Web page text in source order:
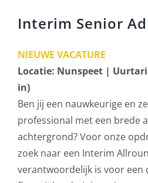
Interim Senior
NIEUWE VACATURE
Locatie: Nunspeet |
in)
Ben jij een nauwkeurige en
professional met een brede
achtergrond? Voor onze
zoek naar een Interim
verantwoordelijk is voor een